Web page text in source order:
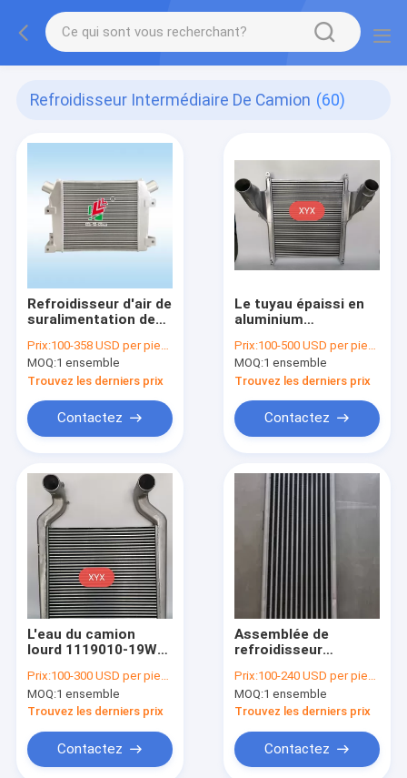
Refroidisseur Intermédiaire De Camion (60)
Refroidisseur d'air de
suralimentation de
intermédiaire
d'excavatrice
Komatsu PC360-7
6152-62-5110/
Prix:100-358 USD per piece
MOQ:1 ensemble
Trouvez les derniers prix
Contactez
Le tuyau épaissi en
aluminium
refroidisseur
intermédiaire de
camion d'ISUZU
6WF1 a fait
Prix:100-500 USD per piece
MOQ:1 ensemble
Trouvez les derniers prix
Contactez
L'eau du camion
lourd 1119010-19W/B
radiateur de
refroidisseur
intermédiaire
Prix:100-300 USD per piece
MOQ:1 ensemble
Trouvez les derniers prix
Contactez
Assemblée de
refroidisseur
d'autobus de Yutong,
refroidisseur
intermédiaire en
03621
Prix:100-240 USD per piece
MOQ:1 ensemble
Trouvez les derniers prix
Contactez